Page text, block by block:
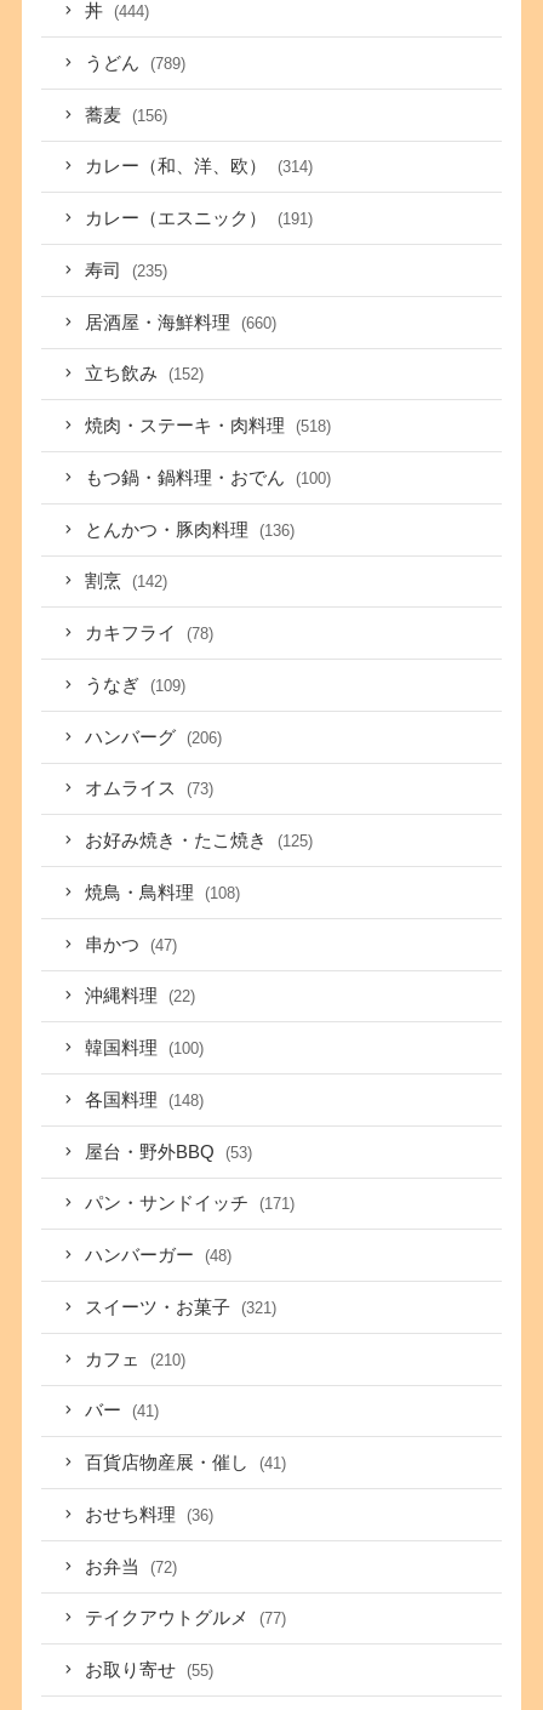
丼 (444)
うどん (789)
蕎麦 (156)
カレー（和、洋、欧） (314)
カレー（エスニック） (191)
寿司 (235)
居酒屋・海鮮料理 (660)
立ち飲み (152)
焼肉・ステーキ・肉料理 (518)
もつ鍋・鍋料理・おでん (100)
とんかつ・豚肉料理 (136)
割烹 (142)
カキフライ (78)
うなぎ (109)
ハンバーグ (206)
オムライス (73)
お好み焼き・たこ焼き (125)
焼鳥・鳥料理 (108)
串かつ (47)
沖縄料理 (22)
韓国料理 (100)
各国料理 (148)
屋台・野外BBQ (53)
パン・サンドイッチ (171)
ハンバーガー (48)
スイーツ・お菓子 (321)
カフェ (210)
バー (41)
百貨店物産展・催し (41)
おせち料理 (36)
お弁当 (72)
テイクアウトグルメ (77)
お取り寄せ (55)